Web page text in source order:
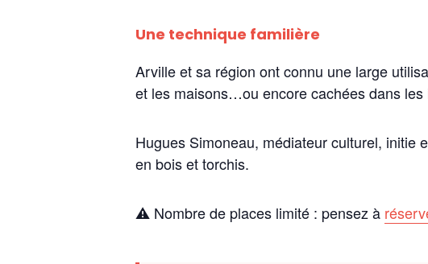
Une technique familière
Arville et sa région ont connu une large
et les maisons…ou encore cachées dans
Hugues Simoneau, médiateur culturel, initie
en bois et torchis.
⚠️ Nombre de places limité : pensez à